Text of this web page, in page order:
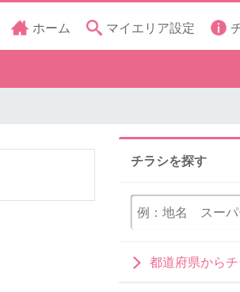
ホーム マイエリア設定
チラシを探す
都道府県から